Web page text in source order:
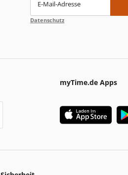
E-Mail-Adresse
Datenschutz
myTime.de Apps